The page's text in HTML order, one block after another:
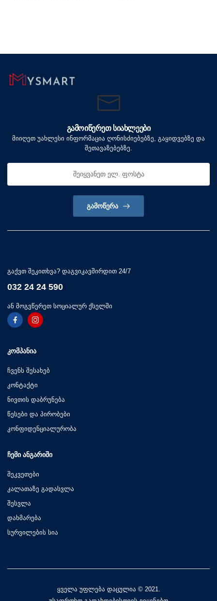
ᲒᲐᲛᲝᲘᲬᲔᲠᲔᲗ ᲡᲘᲐᲮᲚᲔᲔᲑᲘ
მიიღეთ უახლესი ინფორმაცია ღონისძიებებზე, გაყიდვებზე და
შეთავაზებებზე.
ᲒᲐᲛᲝᲬᲔᲠᲐ
გაქვთ შეკითხვა? დაგვიკავშირდით 24/7
032 24 24 590
ან მოგვწერეთ სოციალურ ქსელში
ᲙᲝᲛᲞᲐᲜᲘᲐ
ჩვენს შესახებ
კონტაქტი
ნივთის დაბრუნება
წესები და პირობები
კონფიდენციალურობა
ᲩᲔᲛᲘ ᲐᲜᲒᲐᲠᲘᲨᲘ
შეკვეთები
კალათაზე გადასვლა
შესვლა
დახმარება
სურვილების სია
ყველა უფლება დაცულია © 2021.